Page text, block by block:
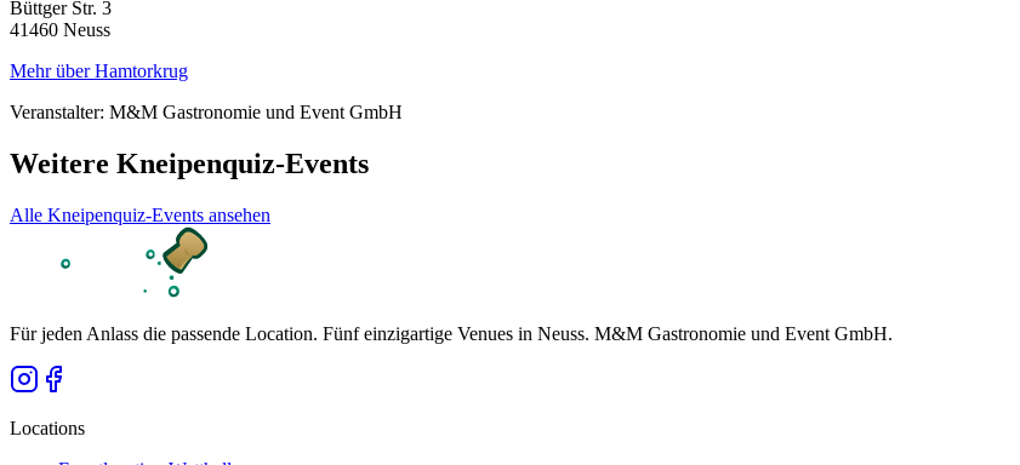
Büttger Str. 3
41460 Neuss
Mehr überHamtorkrug
Veranstalter: M&M Gastronomie und Event GmbH
Weitere Kneipenquiz-Events
Alle Kneipenquiz-Events ansehen
Für jeden Anlass die passende Location. Fünf einzigartige Venues in Neuss. M&M Gastronomie und Event GmbH.
Locations